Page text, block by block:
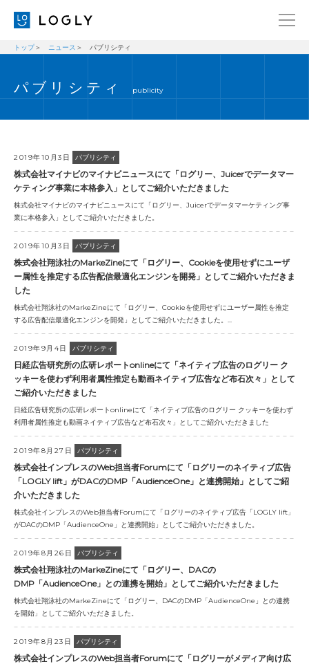
経営理念
ニュース
ブログ
事業内容
採用情報
IR
お問い合わせ
トップ ニュース パブリシティ
パブリシティ publicity
2019年10月3日 パブリシティ
株式会社マイナビのマイナビニュースにて「ログリー、Juicerでデータマー
ケティング事業に本格参入」としてご紹介いただきました
株式会社マイナビのマイナビニュースにて「ログリー、Juicerでデータマーケティング事
業に本格参入」としてご紹介いただきました。
2019年10月3日 パブリシティ
株式会社翔泳社のMarkeZineにて「ログリー、Cookieを使用せずにユーザ
ー属性を推定する広告配信最適化エンジンを開発」としてご紹介いただきま
した
株式会社翔泳社のMarkeZineにて「ログリー、Cookieを使用せずにユーザー属性を推定
する広告配信最適化エンジンを開発」としてご紹介いただきました。...
2019年9月4日 パブリシティ
日経広告研究所の広研レポートonlineにて「ネイティブ広告のログリー ク
ッキーを使わず利用者属性推定も動画ネイティブ広告など布石次々」として
ご紹介いただきました
日経広告研究所の広研レポートonlineにて「ネイティブ広告のログリー クッキーを使わず
利用者属性推定も動画ネイティブ広告など布石次々」としてご紹介いただきました
2019年8月27日 パブリシティ
株式会社インプレスのWeb担当者Forumにて「ログリーのネイティブ広告
「LOGLY lift」がDACのDMP「AudienceOne」と連携開始」としてご紹
介いただきました
株式会社インプレスのWeb担当者Forumにて「ログリーのネイティブ広告「LOGLY lift」
がDACのDMP「AudienceOne」と連携開始」としてご紹介いただきました。
2019年8月26日 パブリシティ
株式会社翔泳社のMarkeZineにて「ログリー、DACの
DMP「AudienceOne」との連携を開始」としてご紹介いただきました
株式会社翔泳社のMarkeZineにて「ログリー、DACのDMP「AudienceOne」との連携
を開始」としてご紹介いただきました。
2019年8月23日 パブリシティ
株式会社インプレスのWeb担当者Forumにて「ログリーがメディア向け広